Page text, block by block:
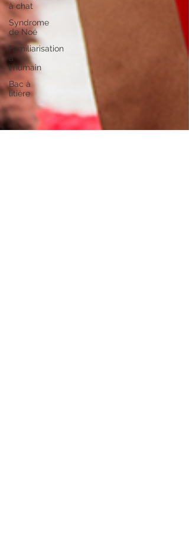
à chat
Syndrome
de Noé
Familiarisation
à
l'humain
Bac à
litière